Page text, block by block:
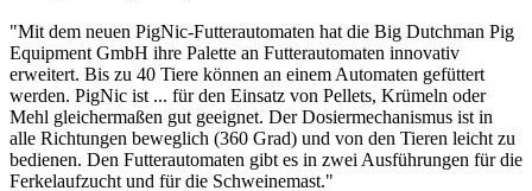
"Mit dem neuen PigNic-Futterautomaten hat die Big Dutchman Pig
Equipment GmbH ihre Palette an Futterautomaten innovativ
erweitert. Bis zu 40 Tiere können an einem Automaten gefüttert
werden. PigNic ist ... für den Einsatz von Pellets, Krümeln oder
Mehl gleichermaßen gut geeignet. Der Dosiermechanismus ist in
alle Richtungen beweglich (360 Grad) und von den Tieren leicht zu
bedienen. Den Futterautomaten gibt es in zwei Ausführungen für die
Ferkelaufzucht und für die Schweinemast."